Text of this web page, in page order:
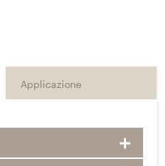
Applicazione